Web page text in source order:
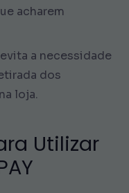
acharem
a necessidade
dos
loja.
Utilizar